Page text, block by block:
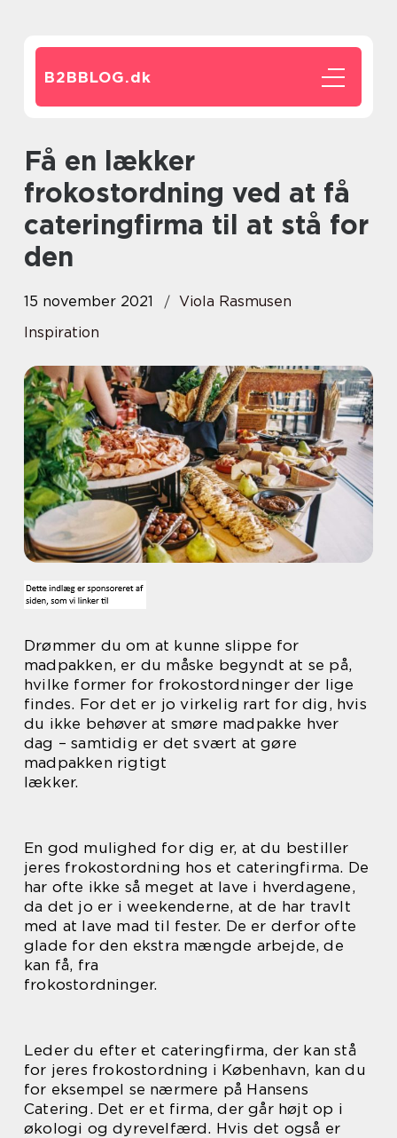
B2BBLOG.dk
Få en lækker
frokostordning ved at få
cateringfirma til at stå for
den
15 november 2021
Viola Rasmusen
Inspiration
Drømmer du om at kunne slippe for
madpakken, er du måske begyndt at se på,
hvilke former for frokostordninger der lige
findes. For det er jo virkelig rart for dig, hvis
du ikke behøver at smøre madpakke hver
dag – samtidig er det svært at gøre
madpakken rigtigt
lækker.
En god mulighed for dig er, at du bestiller
jeres frokostordning hos et cateringfirma. De
har ofte ikke så meget at lave i hverdagene,
da det jo er i weekenderne, at de har travlt
med at lave mad til fester. De er derfor ofte
glade for den ekstra mængde arbejde, de
kan få, fra
frokostordninger.
Leder du efter et cateringfirma, der kan stå
for jeres frokostordning i København, kan du
for eksempel se nærmere på Hansens
Catering. Det er et firma, der går højt op i
økologi og dyrevelfærd. Hvis det også er